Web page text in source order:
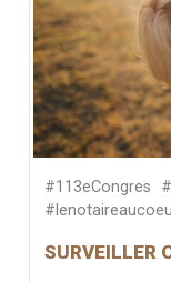
#113eCongres
SURVEILLER